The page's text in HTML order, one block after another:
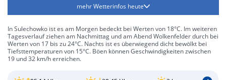
mehr Wetterinfos heute
In Sulechowko ist es am Morgen bedeckt bei Werten von 18°C. Im weiteren
Tagesverlauf ziehen am Nachmittag und am Abend Wolkenfelder durch bei
Werten von 17 bis zu 24°C. Nachts ist es überwiegend dicht bewölkt bei
Tiefsttemperaturen von 15°C. Böen können Geschwindigkeiten zwischen
19 und 32 km/h erreichen.